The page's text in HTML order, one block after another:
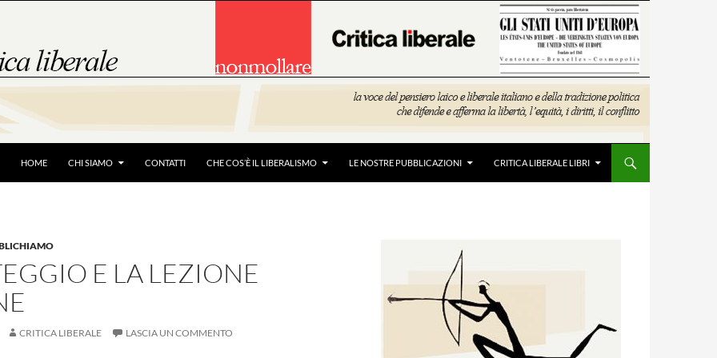
HOME CHI SIAMO CONTATTI CHE COS’È IL LIBERALISMO LE NOSTRE PUBBLICAZIONI CRITICA LIBERALE LIBRI
E LA LEZIONE
CRITICA LIBERALE LASCIA UN COMMENTO